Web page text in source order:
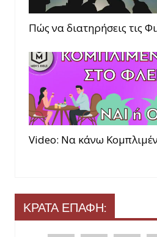
Πώς να διατηρήσεις τις
Video: Να κάνω
ΚΡΑΤΑ ΕΠΑΦΗ: